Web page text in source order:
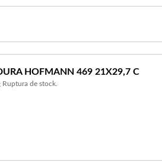
HOFMANN 469 21X29,7 C
Ruptura de stock.